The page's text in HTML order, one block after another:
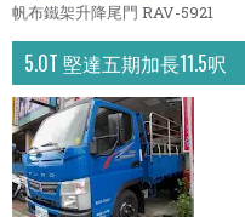
帆布鐵架升降尾門 RAV-5921
5.0T 堅達五期加長11.5呎